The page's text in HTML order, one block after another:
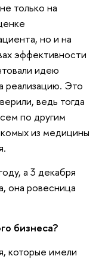
только на
но и на
эффективности
идею
реализацию. Это
ведь тогда
по другим
из медицины
а 3 декабря
она ровесница
бизнеса?
которые имели